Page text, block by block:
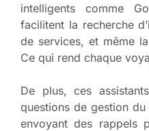
intelligents comme
facilitent la recherche
de services, et même
Ce qui rend chaque
De plus, ces
questions de gestion
envoyant des rappels